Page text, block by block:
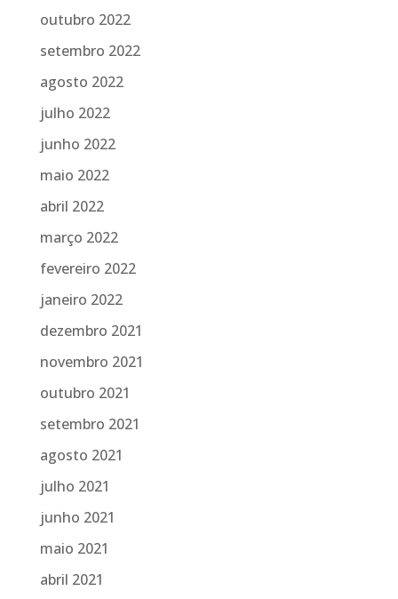
outubro 2022
setembro 2022
agosto 2022
julho 2022
junho 2022
maio 2022
abril 2022
março 2022
fevereiro 2022
janeiro 2022
dezembro 2021
novembro 2021
outubro 2021
setembro 2021
agosto 2021
julho 2021
junho 2021
maio 2021
abril 2021